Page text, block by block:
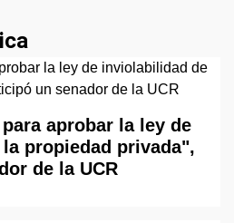
aprobar la ley de
propiedad privada",
de la UCR